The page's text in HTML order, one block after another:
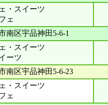
・スイーツ
ェ
南区宇品神田5-6-1
・スイーツ
ーツ
南区宇品神田5-6-23
・スイーツ
ェ